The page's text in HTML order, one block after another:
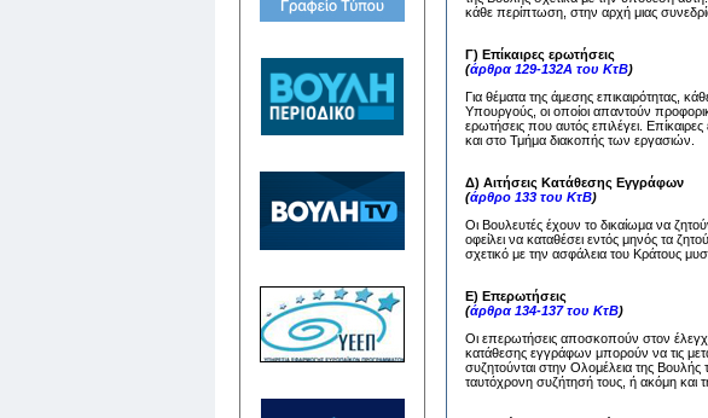
κάθε περίπτωση, στην αρχή μιας
Γ) Επίκαιρες ερωτήσεις
(άρθρα 129-132Α του ΚτΒ)
Για θέματα της άμεσης επικαιρότητας,
Υπουργούς, οι οποίοι απαντούν
ερωτήσεις που αυτός επιλέγει.
και στο Τμήμα διακοπής των εργασιών.
Δ) Αιτήσεις Κατάθεσης Εγγράφων
(άρθρο 133 του ΚτΒ)
Οι Βουλευτές έχουν το δικαίωμα να
οφείλει να καταθέσει εντός μηνός τα
σχετικό με την ασφάλεια του Κράτους
Ε) Επερωτήσεις
(άρθρα 134-137 του ΚτΒ)
Οι επερωτήσεις αποσκοπούν στον
κατάθεσης εγγράφων μπορούν να τις
συζητούνται στην Ολομέλεια της
ταυτόχρονη συζήτησή τους, ή ακόμη και